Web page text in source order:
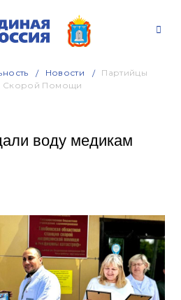
Новости
Партийцы
Скорой Помощи
воду медикам